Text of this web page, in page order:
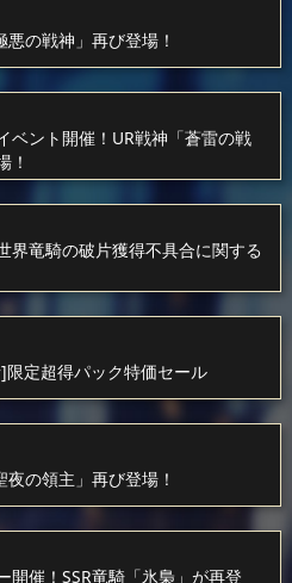
悪の戦神」再び登場！
ベント開催！UR戦神「蒼雷の戦
！
界竜騎の破片獲得不具合に関する
限定超得パック特価セール
夜の領主」再び登場！
開催！SSR竜騎「氷梟」が再登